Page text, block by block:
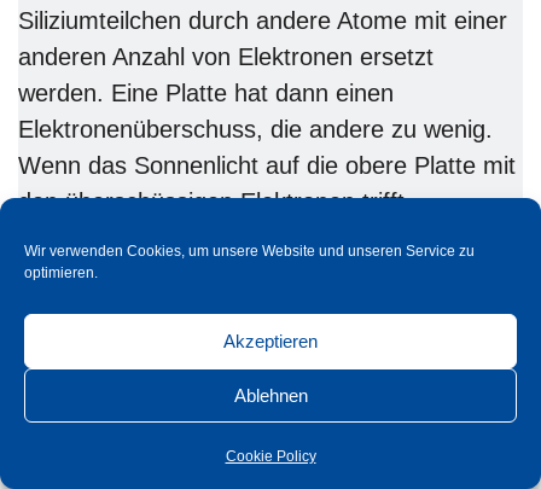
Wir verwenden Cookies, um unsere Website und unseren Service zu
optimieren.
Akzeptieren
Ablehnen
Cookie Policy
Siliziumteilchen durch andere Atome mit einer
anderen Anzahl von Elektronen ersetzt
werden. Eine Platte hat dann einen
Elektronenüberschuss, die andere zu wenig.
Wenn das Sonnenlicht auf die obere Platte mit
den überschüssigen Elektronen trifft,
das Licht gibt seine Energie in Form von
Photonen (daher „Photo“voltaik) an das Metall
ab. Dies führt dazu, dass die überschüssigen
Elektronen die Möglichkeit erhalten, sich zu
lösen und zu bewegen. Aufgrund des
Elektronenmangels in der unteren Platte